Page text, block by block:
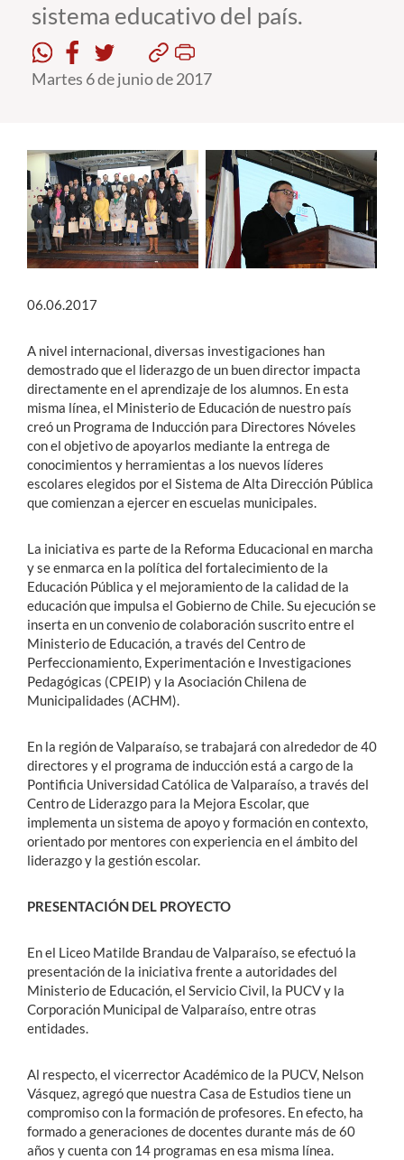
Funcionarios
Alumni
sistema educativo del país.
Martes 6 de junio de 2017
06.06.2017
A nivel internacional, diversas investigaciones han
demostrado que el liderazgo de un buen director impacta
directamente en el aprendizaje de los alumnos. En esta
misma línea, el Ministerio de Educación de nuestro país
creó un Programa de Inducción para Directores Nóveles
con el objetivo de apoyarlos mediante la entrega de
conocimientos y herramientas a los nuevos líderes
escolares elegidos por el Sistema de Alta Dirección Pública
que comienzan a ejercer en escuelas municipales.
La iniciativa es parte de la Reforma Educacional en marcha
y se enmarca en la política del fortalecimiento de la
Educación Pública y el mejoramiento de la calidad de la
educación que impulsa el Gobierno de Chile. Su ejecución se
inserta en un convenio de colaboración suscrito entre el
Ministerio de Educación, a través del Centro de
Perfeccionamiento, Experimentación e Investigaciones
Pedagógicas (CPEIP) y la Asociación Chilena de
Municipalidades (ACHM).
En la región de Valparaíso, se trabajará con alrededor de 40
directores y el programa de inducción está a cargo de la
Pontificia Universidad Católica de Valparaíso, a través del
Centro de Liderazgo para la Mejora Escolar, que
implementa un sistema de apoyo y formación en contexto,
orientado por mentores con experiencia en el ámbito del
liderazgo y la gestión escolar.
PRESENTACIÓN DEL PROYECTO
En el Liceo Matilde Brandau de Valparaíso, se efectuó la
presentación de la iniciativa frente a autoridades del
Ministerio de Educación, el Servicio Civil, la PUCV y la
Corporación Municipal de Valparaíso, entre otras
entidades.
Al respecto, el vicerrector Académico de la PUCV, Nelson
Vásquez, agregó que nuestra Casa de Estudios tiene un
compromiso con la formación de profesores. En efecto, ha
formado a generaciones de docentes durante más de 60
años y cuenta con 14 programas en esa misma línea.